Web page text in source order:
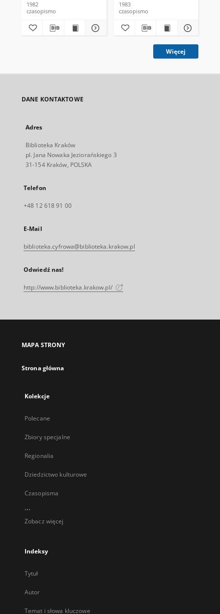
1982
czasopismo
1983
czasopismo
Więcej
DANE KONTAKTOWE
Adres
Biblioteka Kraków
pl. Jana Nowaka Jeziorańskiego 3
31-154 Kraków, POLSKA
Telefon
+48 12 618 91 00
E-Mail
biblioteka.cyfrowa@biblioteka.krakow.pl
Odwiedź nas!
http://www.biblioteka.krakow.pl/
MAPA STRONY
Strona główna
Kolekcje
Polecane
Zbiory specjalne
Regionalia
Dziedzictwo kulturowe
Czasopisma
...
Zobacz więcej
Indeksy
Tytuł
Autor
Temat i słowa kluczowe